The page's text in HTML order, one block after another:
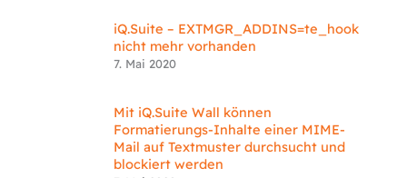
iQ.Suite – EXTMGR_ADDINS=te_hook
nicht mehr vorhanden
7. Mai 2020
Mit iQ.Suite Wall können
Formatierungs-Inhalte einer MIME-
Mail auf Textmuster durchsucht und
blockiert werden